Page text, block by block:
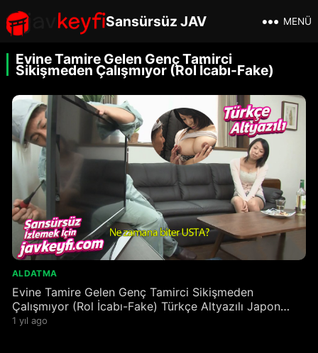
Sansürsüz JAV MENÜ
Evine Tamire Gelen Genç Tamirci
Sikişmeden Çalışmıyor (Rol İcabı-Fake)
ALDATMA
Evine Tamire Gelen Genç Tamirci Sikişmeden
Çalışmıyor (Rol İcabı-Fake) Türkçe Altyazılı Japon
Porno İzle
1 yıl ago